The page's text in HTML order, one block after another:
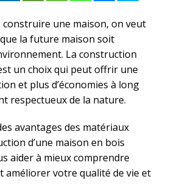
construire une maison, on veut
la future maison soit
La construction
un choix qui peut offrir une
et plus d’économies à long
respectueux de la nature.
avantages des matériaux
d’une maison en bois
aider à mieux comprendre
améliorer votre qualité de vie et